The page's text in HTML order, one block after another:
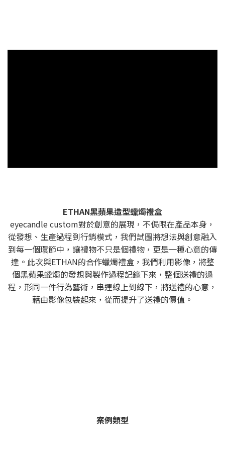
ETHAN黑蘋果造型蠟燭禮盒
eyecandle custom對於創意的展現，不侷限在產品本身，
從發想、生產過程到行銷模式，我們試圖將想法與創意融入
到每一個環節中，讓禮物不只是個禮物，更是一種心意的傳
達。此次與ETHAN的合作蠟燭禮盒，我們利用影像，將整
個黑蘋果蠟燭的發想與製作過程記錄下來，整個送禮的過
程，形同一件行為藝術，串連線上到線下，將送禮的心意，
藉由影像包裝起來，從而提升了送禮的價值。
案例類型